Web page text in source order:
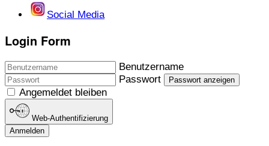
Social Media
Login Form
Benutzername
Passwort
Passwort anzeigen
Angemeldet bleiben
Web-Authentifizierung
Anmelden